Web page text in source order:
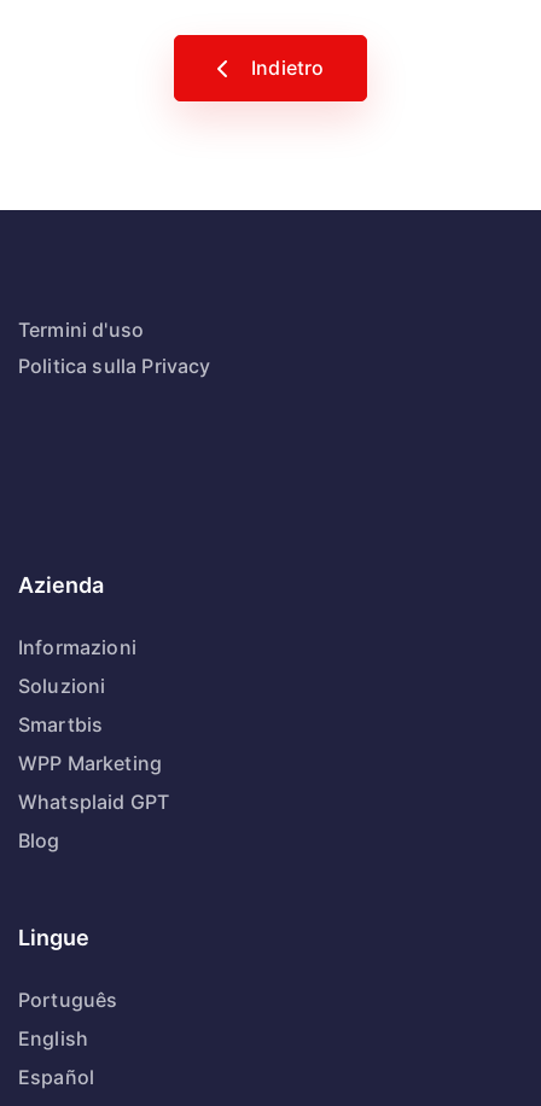
Indietro
Termini d'uso
Politica sulla Privacy
Azienda
Informazioni
Soluzioni
Smartbis
WPP Marketing
Whatsplaid GPT
Blog
Lingue
Português
English
Español